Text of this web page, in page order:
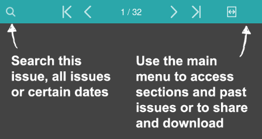
1 / 32